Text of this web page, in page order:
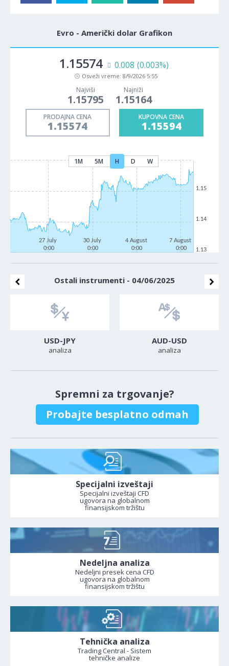
Evro - Američki dolar Grafikon
1.15574 0.008 (0.003%)
Osveži vreme: 8/9/2026 5:55
Najviši
1.15795
Najniži
1.15164
PRODAJNA CENA
1.15574
KUPOVNA CENA
1.15594
1M 5M H D W
27 July
0:00
30 July
0:00
4 August
0:00
7 August
0:00
1.13
1.14
1.15
Ostali instrumenti - 04/06/2025
USD-JPY
analiza
AUD-USD
analiza
Spremni za trgovanje?
Probajte besplatno odmah
Specijalni izveštaji
Specijalni izveštaji CFD
ugovora na globalnom
finansijskom tržištu
Nedeljna analiza
Nedeljni presek cena CFD
ugovora na globalnom
finansijskom tržištu
Tehnička analiza
Trading Central - Sistem
tehničke analize